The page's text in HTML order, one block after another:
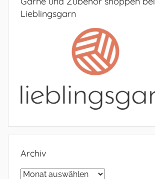
Lieblingsgarn
Archiv
Archiv